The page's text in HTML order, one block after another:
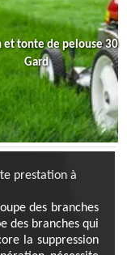
et tonte de pelouse 30
Gard
prestation à
des branches
des branches qui
la suppression